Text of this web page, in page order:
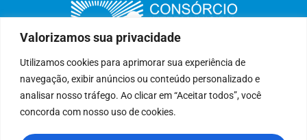
Valorizamos sua privacidade
Utilizamos cookies para aprimorar sua experiência de
navegação, exibir anúncios ou conteúdo personalizado e
analisar nosso tráfego. Ao clicar em “Aceitar todos”, você
concorda com nosso uso de cookies.
Delegatária (CILSJ)
Rua: Avenida Um, n° 01, Lote 01, Quadra 11
Bairro: Jardins de São Pedro